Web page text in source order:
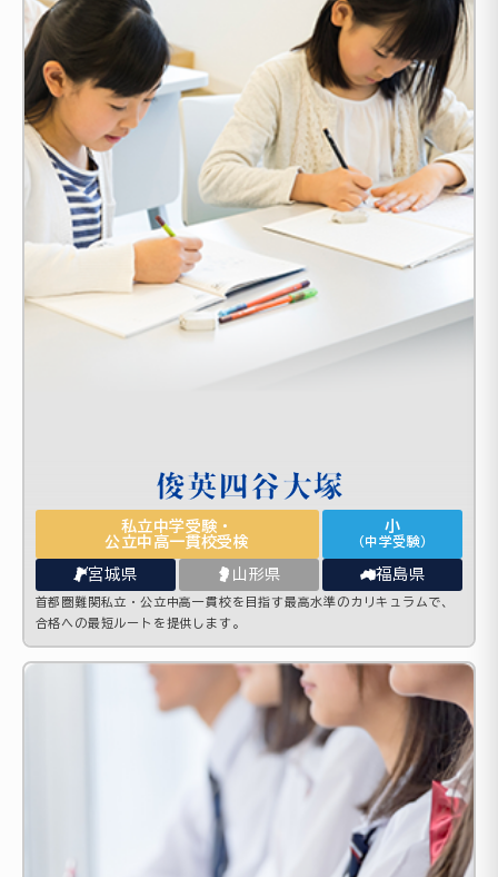
私立中学受験・
公立中高一貫校受検
小
（中学受験）
宮城県 山形県 福島県
首都圏難関私立・公立中高一貫校を目指す最高水準のカリキュラムで、
合格への最短ルートを提供します。